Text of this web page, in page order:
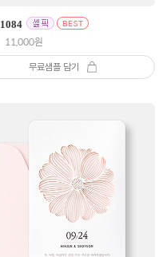
1084
11,000원
무료샘플 담기